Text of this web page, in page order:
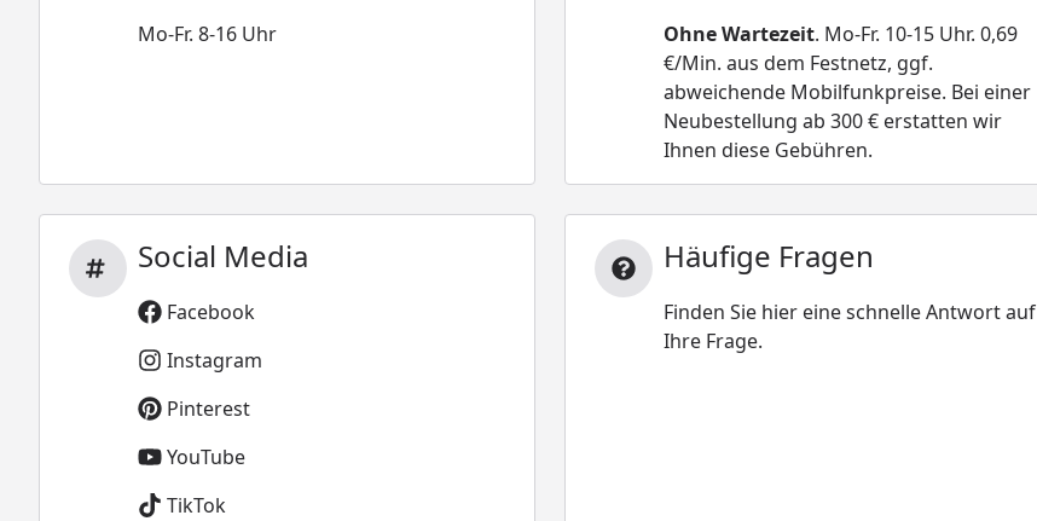
Mo-Fr. 8-16 Uhr Ohne Wartezeit. Mo-Fr. 10-15 Uhr. 0,69
€/Min. aus dem Festnetz, ggf.
abweichende Mobilfunkpreise. Bei einer
Neubestellung ab 300 € erstatten wir
Ihnen diese Gebühren.
Social Media
Facebook
Instagram
Pinterest
YouTube
TikTok
Häufige Fragen
Finden Sie hier eine schnelle Antwort auf
Ihre Frage.